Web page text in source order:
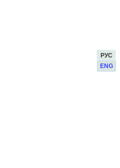
РУС
ENG